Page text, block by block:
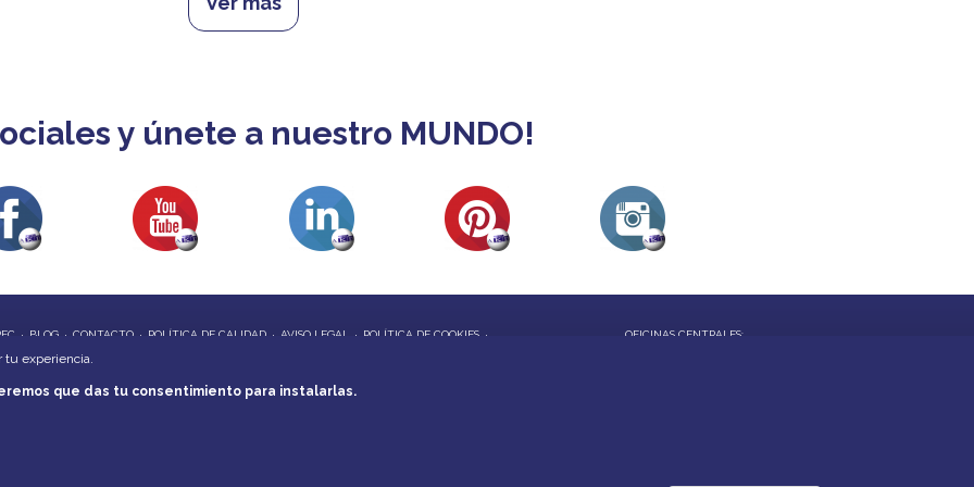
y únete a nuestro MUNDO!
BLOG CONTACTO POLÍTICA DE CALIDAD AVISO LEGAL POLÍTICA DE COOKIES OFICINAS CENTRALES:
tu experiencia.
que das tu consentimiento para instalarlas.